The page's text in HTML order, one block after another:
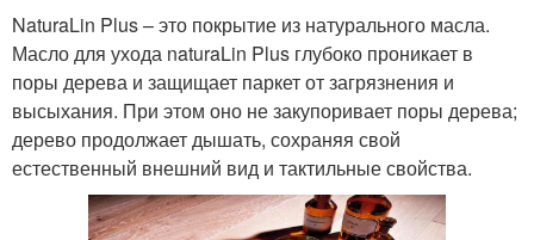
NaturaLin Plus – это покрытие из натурального масла.
Масло для ухода naturaLin Plus глубоко проникает в
поры дерева и защищает паркет от загрязнения и
высыхания. При этом оно не закупоривает поры дерева;
дерево продолжает дышать, сохраняя свой
естественный внешний вид и тактильные свойства.